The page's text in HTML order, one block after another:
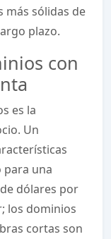
más sólidas de
plazo.
con
es la
Un
para una
dólares por
los dominios
cortas son